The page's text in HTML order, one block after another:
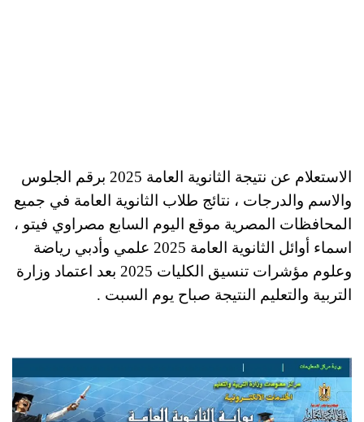
الاستعلام عن نتيجة الثانوية العامة 2025 برقم الجلوس
والاسم والدرجات ، نتائج طلاب الثانوية العامة في جميع
المحافظات المصرية موقع اليوم السابع مصراوي فيتو ،
اسماء أوائل الثانوية العامة 2025 علمي وأدبي رياضة
وعلوم مؤشرات تنسيق الكليات 2025 بعد اعتماد وزارة
التربية والتعليم النتيجة صباح يوم السبت .